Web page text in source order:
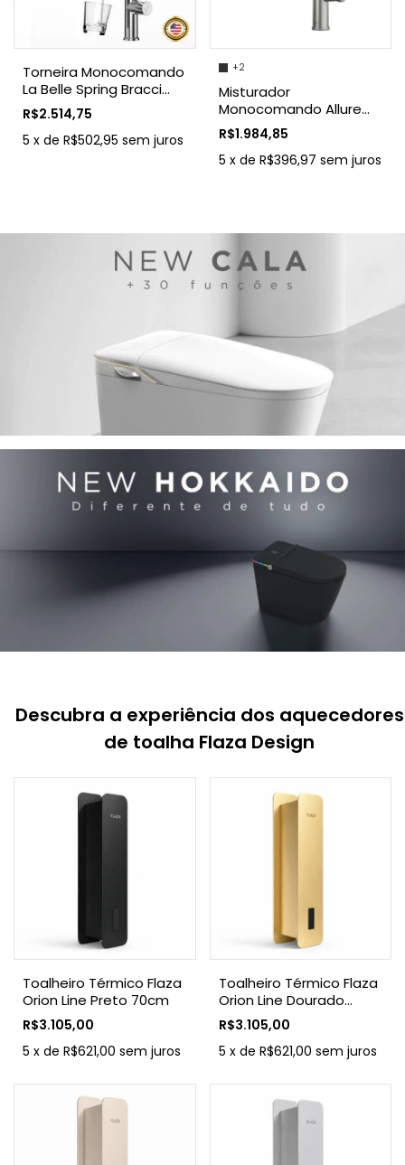
Torneira Monocomando
La Belle Spring Bracci
Cromada
R$2.514,75
5 x de R$502,95 sem juros
+2
Misturador
Monocomando Allure
Bracci
R$1.984,85
5 x de R$396,97 sem juros
Descubra a experiência dos aquecedores
de toalha Flaza Design
Toalheiro Térmico Flaza
Orion Line Preto 70cm
R$3.105,00
5 x de R$621,00 sem juros
Toalheiro Térmico Flaza
Orion Line Dourado
70cm
R$3.105,00
5 x de R$621,00 sem juros